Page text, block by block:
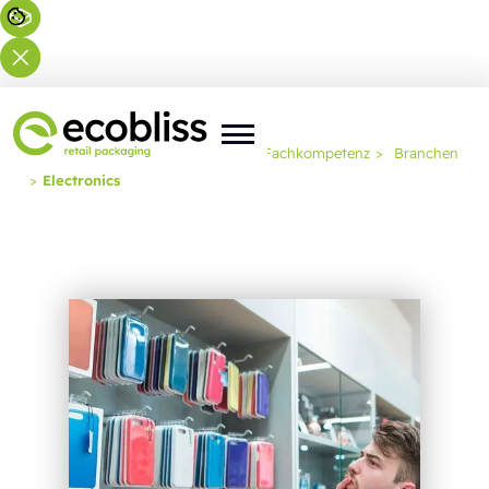
Sie befinden sich hier: Fachkompetenz >
Branchen
> Electronics